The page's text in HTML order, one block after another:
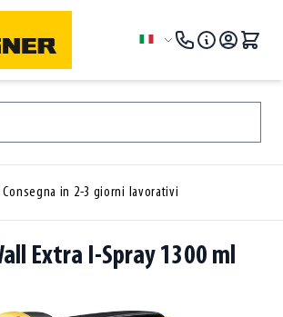
Lingua
Consegna in 2-3 giorni lavorativi
Extra I-Spray 1300 ml